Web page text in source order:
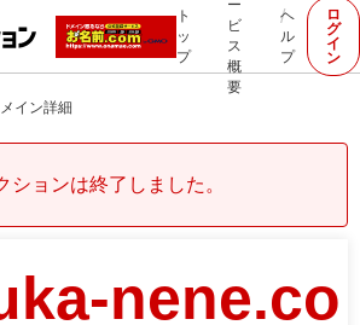
ト
ッ
プ
ー
ビ
ス
概
要
ヘ
ル
プ
ロ
グ
イ
ン
メイン詳細
ションは終了しました。
nene.co